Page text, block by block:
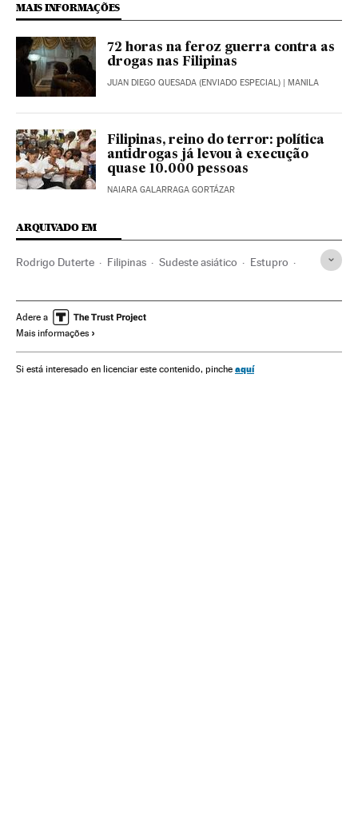
MAIS INFORMAÇÕES
72 horas na feroz guerra contra as
drogas nas Filipinas
JUAN DIEGO QUESADA (ENVIADO ESPECIAL) | MANILA
Filipinas, reino do terror: política
antidrogas já levou à execução
quase 10.000 pessoas
NAIARA GALARRAGA GORTÁZAR
ARQUIVADO EM
Rodrigo Duterte Filipinas Sudeste asiático Estupro
Justiça Violencia sexual
Adere a
Mais informações
Si está interesado en licenciar este contenido, pinche aquí